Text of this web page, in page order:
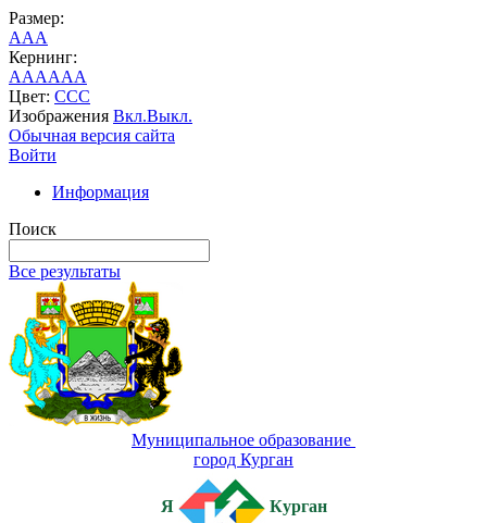
Размер:
AAA
Кернинг:
AAAAAA
Цвет: CCC
Изображения Вкл.Выкл.
Обычная версия сайта
Войти
Информация
Поиск
Все результаты
Муниципальное образование
город Курган
Я Курган